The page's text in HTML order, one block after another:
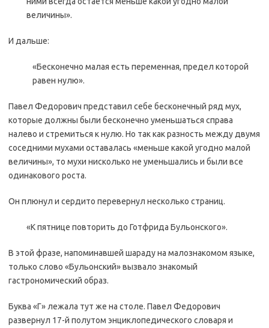
величины».
И дальше:
«Бесконечно малая есть переменная, предел которой
равен нулю».
Павел Федорович представил себе бесконечный ряд мух,
которые должны были бесконечно уменьшаться справа
налево и стремиться к нулю. Но так как разность между двумя
соседними мухами оставалась «меньше какой угодно малой
величины», то мухи нисколько не уменьшались и были все
одинакового роста.
Он плюнул и сердито перевернул несколько страниц.
«К пятнице повторить до Готфрида Бульонского».
В этой фразе, напоминавшей шараду на малознакомом языке,
только слово «Бульонский» вызвало знакомый
гастрономический образ.
Буква «Г» лежала тут же на столе. Павел Федорович
развернул 17-й полутом энциклопедического словаря и